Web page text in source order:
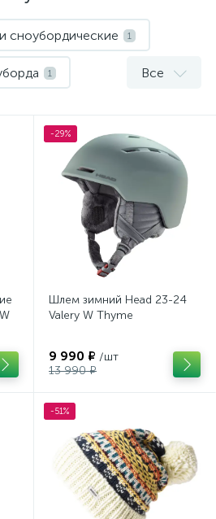
сноубордические 1
1
Шапки Шлемы 1
Все
-29%
Шлем зимний Head 23-24
Valery W Thyme
9 990 ₽ /шт
13 990 ₽
-51%